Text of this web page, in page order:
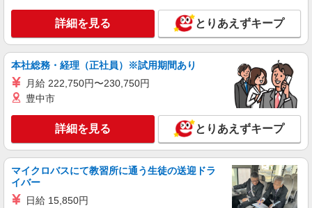
鹿沼市 最寄り駅：新鹿沼
キープ 詳細を見る
派遣社員
株式会社kotrio /●UT-H-1732994
支援員＊研修充実してるのか〜未経験だけど挑
戦してみようかな！
時給1500円〜2125円 ＜日払い有/週払い有/交
通費全支給(ガソリン代含む)＞
鹿沼市 最寄り駅：新鹿沼
詳細を見る
詳細を見る とりあえずキープ
本社総務・経理（正社員）※試用期間あり
月給 222,750円〜230,750円
豊中市
詳細を見る とりあえずキープ
マイクロバスにて教習所に通う生徒の送迎ドラ
イバー
日給 15,850円